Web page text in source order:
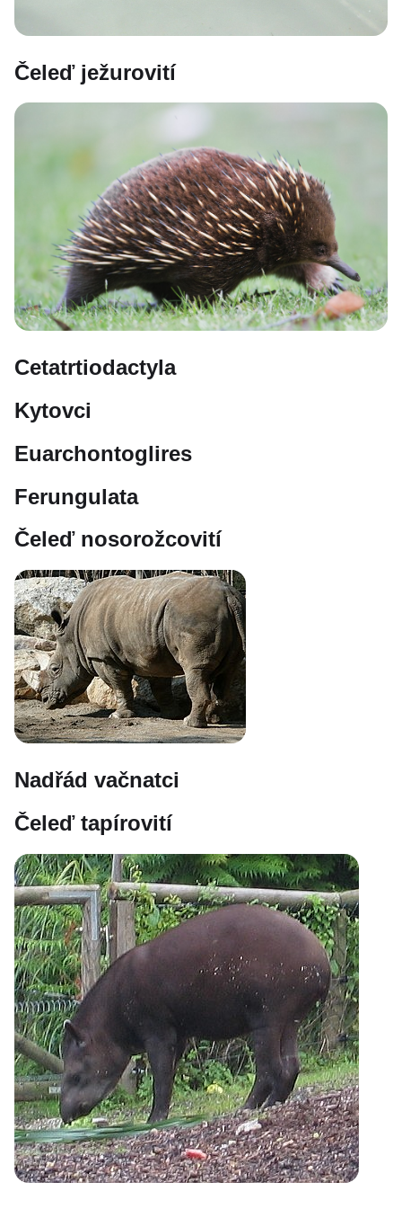
Čeleď ježurovití
Cetatrtiodactyla
Kytovci
Euarchontoglires
Ferungulata
Čeleď nosorožcovití
Nadřád vačnatci
Čeleď tapírovití